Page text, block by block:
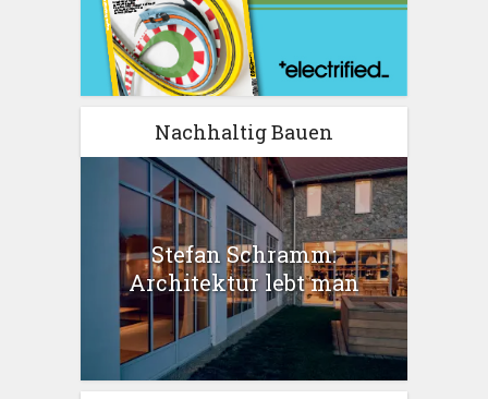
Nachhaltig Bauen
Stefan Schramm:
Architektur lebt man